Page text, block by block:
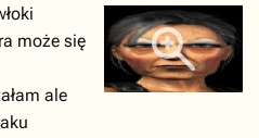
może się
ale